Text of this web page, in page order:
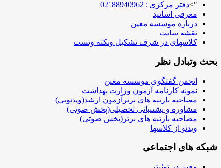
">دفتر مرکزی : 02188940962
معرفی اساتید
درباره موسسه معین
نقشه سایت
کلاسهای در شرف تشکیل ونکته وتست
بحث وتبادل نظر
انجمن گفتگوی موسسه معین
نمونه کارنامه آزمون وزارت بهداشت
مصاحبه بارتبه های برترآزمون ارشد(ویدئویی)
مشاوره و پشتیبانی تحصیلی(پخش صوتی)
مصاحبه بارتبه های برتر(پخش صوتی)
ویدئو از کلاسها
شبکه های اجتماعی